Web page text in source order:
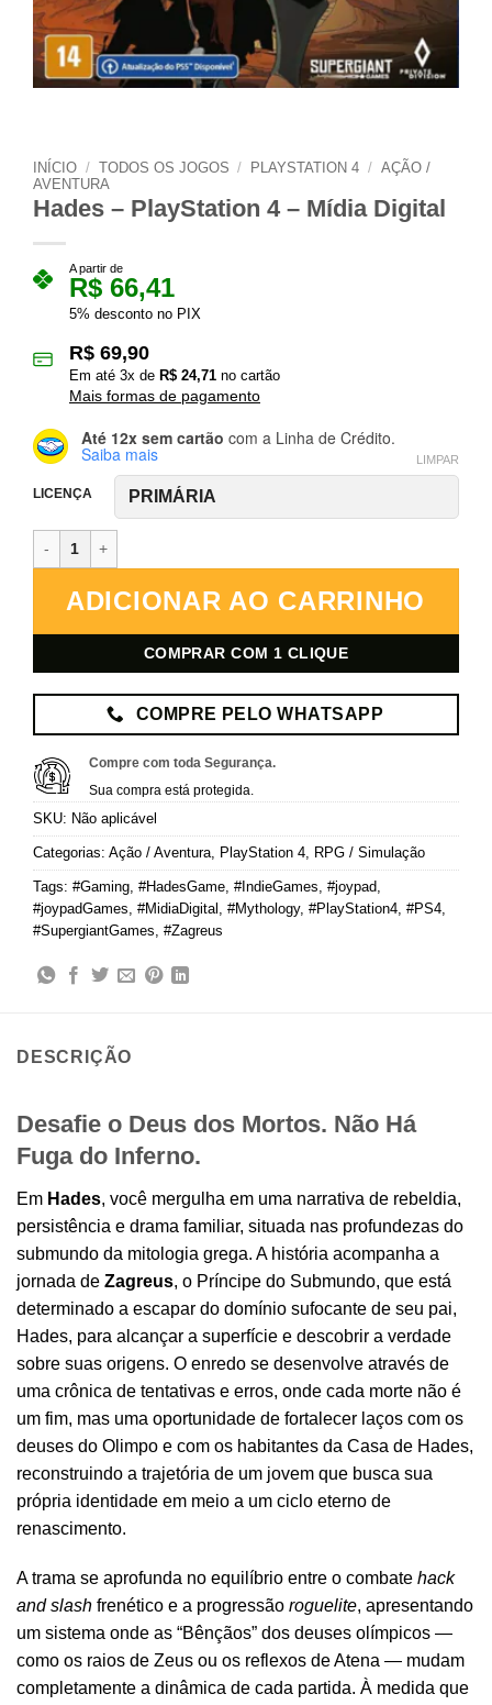
INÍCIO / TODOS OS JOGOS / PLAYSTATION 4 / AÇÃO /
AVENTURA
Hades – PlayStation 4 – Mídia Digital
A partir de
R$ 66,41
5% desconto no PIX
R$ 69,90
Em até 3x de R$ 24,71 no cartão
Mais formas de pagamento
Até 12x sem cartão com a Linha de Crédito.
Saiba mais
LICENÇA
LIMPAR
ADICIONAR AO CARRINHO
COMPRAR COM 1 CLIQUE
COMPRE PELO WHATSAPP
Compre com toda Segurança.
Sua compra está protegida.
SKU: Não aplicável
Categorias: Ação / Aventura PlayStation 4 RPG / Simulação
Tags: #Gaming #HadesGame #IndieGames #joypad
#joypadGames #MidiaDigital #Mythology, #PlayStation4 #PS4
#SupergiantGames #Zagreus
DESCRIÇÃO
Desafie o Deus dos Mortos. Não Há
Fuga do Inferno.
Em Hades, você mergulha em uma narrativa de rebeldia,
persistência e drama familiar, situada nas profundezas do
submundo da mitologia grega. A história acompanha a
jornada de Zagreus, o Príncipe do Submundo, que está
determinado a escapar do domínio sufocante de seu pai,
Hades, para alcançar a superfície e descobrir a verdade
sobre suas origens. O enredo se desenvolve através de
uma crônica de tentativas e erros, onde cada morte não é
um fim, mas uma oportunidade de fortalecer laços com os
deuses do Olimpo e com os habitantes da Casa de Hades,
reconstruindo a trajetória de um jovem que busca sua
própria identidade em meio a um ciclo eterno de
renascimento.
A trama se aprofunda no equilíbrio entre o combate hack
and slash frenético e a progressão roguelite, apresentando
um sistema onde as “Bênçãos” dos deuses olímpicos —
como os raios de Zeus ou os reflexos de Atena — mudam
completamente a dinâmica de cada partida. À medida que